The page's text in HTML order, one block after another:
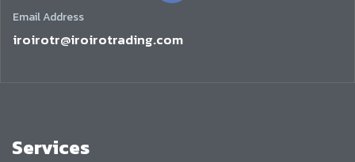
Email Address
iroirotr@iroirotrading.com
Services